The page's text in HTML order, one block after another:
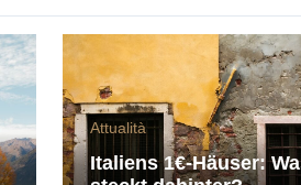
Attualità
Italiens 1€-Häuser: